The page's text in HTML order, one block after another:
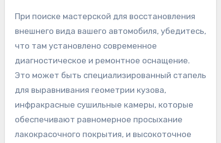
При поиске мастерской для восстановления
внешнего вида вашего автомобиля, убедитесь,
что там установлено современное
диагностическое и ремонтное оснащение.
Это может быть специализированный стапель
для выравнивания геометрии кузова,
инфракрасные сушильные камеры, которые
обеспечивают равномерное просыхание
лакокрасочного покрытия, и высокоточное